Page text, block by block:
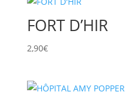
FORT D’HIR
2,90€